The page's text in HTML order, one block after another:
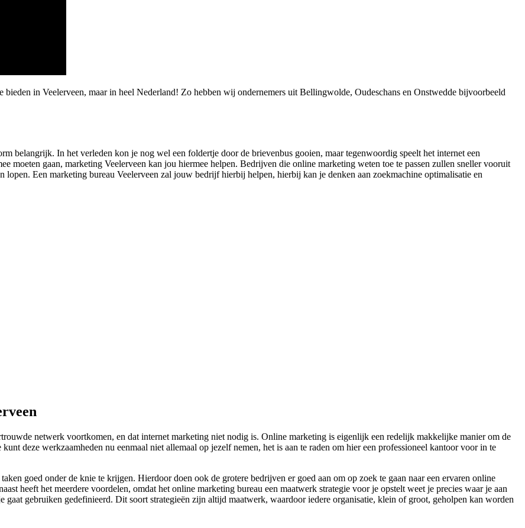
in Veelerveen, maar in heel Nederland! Zo hebben wij ondernemers uit Bellingwolde, Oudeschans en Onstwedde bijvoorbeeld
belangrijk. In het verleden kon je nog wel een foldertje door de brievenbus gooien, maar tegenwoordig speelt het internet een
moeten gaan, marketing Veelerveen kan jou hiermee helpen. Bedrijven die online marketing weten toe te passen zullen sneller vooruit
lopen. Een marketing bureau Veelerveen zal jouw bedrijf hierbij helpen, hierbij kan je denken aan zoekmachine optimalisatie en
netwerk voortkomen, en dat internet marketing niet nodig is. Online marketing is eigenlijk een redelijk makkelijke manier om de
deze werkzaamheden nu eenmaal niet allemaal op jezelf nemen, het is aan te raden om hier een professioneel kantoor voor in te
goed onder de knie te krijgen. Hierdoor doen ook de grotere bedrijven er goed aan om op zoek te gaan naar een ervaren online
heeft het meerdere voordelen, omdat het online marketing bureau een maatwerk strategie voor je opstelt weet je precies waar je aan
gebruiken gedefinieerd. Dit soort strategieën zijn altijd maatwerk, waardoor iedere organisatie, klein of groot, geholpen kan worden